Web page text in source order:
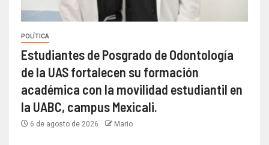
POLÍTICA
Estudiantes de Posgrado de Odontología
de la UAS fortalecen su formación
académica con la movilidad estudiantil en
la UABC, campus Mexicali.
6 de agosto de 2026 Mario